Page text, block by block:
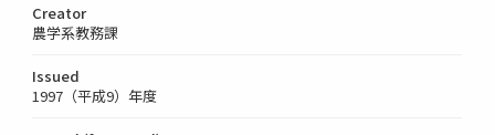
Creator
農学系教務課
Issued
1997（平成9）年度